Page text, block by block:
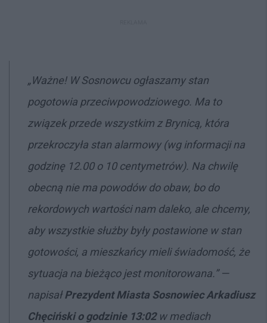
„Ważne! W Sosnowcu ogłaszamy stan
pogotowia przeciwpowodziowego. Ma to
związek przede wszystkim z Brynicą, która
przekroczyła stan alarmowy (wg informacji na
godzinę 12.00 o 10 centymetrów). Na chwilę
obecną nie ma powodów do obaw, bo do
rekordowych wartości nam daleko, ale chcemy,
aby wszystkie służby były postawione w stan
gotowości, a mieszkańcy mieli świadomość, że
sytuacja na bieżąco jest monitorowana.” —
napisałPrezydent Miasta Sosnowiec Arkadiusz
Chęciński o godzinie 13:02w mediach